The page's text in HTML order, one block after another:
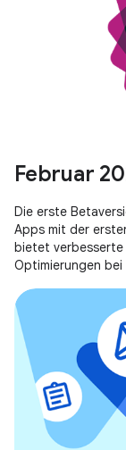
Februar
Die erste
Apps mit der
bietet verbesserte
Optimierungen